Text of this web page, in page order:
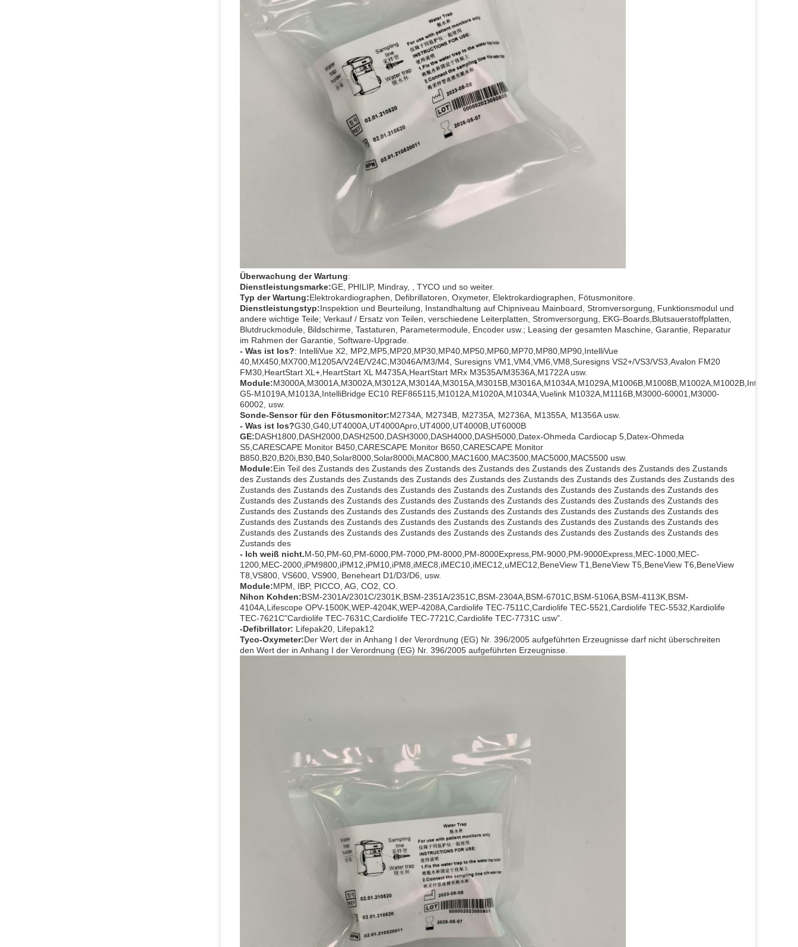
Überwachung der Wartung:
Dienstleistungsmarke:GE, PHILIP, Mindray, , TYCO und so weiter.
Typ der Wartung:Elektrokardiographen, Defibrillatoren, Oxymeter, Elektrokardiographen, Fötusmonitore.
Dienstleistungstyp:Inspektion und Beurteilung, Instandhaltung auf Chipniveau Mainboard, Stromversorgung, Funktionsmodul und
andere wichtige Teile; Verkauf / Ersatz von Teilen, verschiedene Leiterplatten, Stromversorgung, EKG-Boards,Blutsauerstoffplatten,
Blutdruckmodule, Bildschirme, Tastaturen, Parametermodule, Encoder usw.; Leasing der gesamten Maschine, Garantie, Reparatur
im Rahmen der Garantie, Software-Upgrade.
- Was ist los?: IntelliVue X2, MP2,MP5,MP20,MP30,MP40,MP50,MP60,MP70,MP80,MP90,IntelliVue
40,MX450,MX700,M1205A/V24E/V24C,M3046A/M3/M4, Suresigns VM1,VM4,VM6,VM8,Suresigns VS2+/VS3/VS3,Avalon FM20
FM30,HeartStart XL+,HeartStart XL M4735A,HeartStart MRx M3535A/M3536A,M1722A usw.
Module:M3000A,M3001A,M3002A,M3012A,M3014A,M3015A,M3015B,M3016A,M1034A,M1029A,M1006B,M1008B,M1002A,M1002B,IntelliVue
G5-M1019A,M1013A,IntelliBridge EC10 REF865115,M1012A,M1020A,M1034A,Vuelink M1032A,M1116B,M3000-60001,M3000-
60002, usw.
Sonde-Sensor für den Fötusmonitor:M2734A, M2734B, M2735A, M2736A, M1355A, M1356A usw.
- Was ist los?G30,G40,UT4000A,UT4000Apro,UT4000,UT4000B,UT6000B
GE:DASH1800,DASH2000,DASH2500,DASH3000,DASH4000,DASH5000,Datex-Ohmeda Cardiocap 5,Datex-Ohmeda
S5,CARESCAPE Monitor B450,CARESCAPE Monitor B650,CARESCAPE Monitor
B850,B20,B20i,B30,B40,Solar8000,Solar8000i,MAC800,MAC1600,MAC3500,MAC5000,MAC5500 usw.
Module:Ein Teil des Zustands des Zustands des Zustands des Zustands des Zustands des Zustands des Zustands des Zustands
des Zustands des Zustands des Zustands des Zustands des Zustands des Zustands des Zustands des Zustands des Zustands des
Zustands des Zustands des Zustands des Zustands des Zustands des Zustands des Zustands des Zustands des Zustands des
Zustands des Zustands des Zustands des Zustands des Zustands des Zustands des Zustands des Zustands des Zustands des
Zustands des Zustands des Zustands des Zustands des Zustands des Zustands des Zustands des Zustands des Zustands des
Zustands des Zustands des Zustands des Zustands des Zustands des Zustands des Zustands des Zustands des Zustands des
Zustands des Zustands des Zustands des Zustands des Zustands des Zustands des Zustands des Zustands des Zustands des
Zustands des
- Ich weiß nicht.M-50,PM-60,PM-6000,PM-7000,PM-8000,PM-8000Express,PM-9000,PM-9000Express,MEC-1000,MEC-
1200,MEC-2000,iPM9800,iPM12,iPM10,iPM8,iMEC8,iMEC10,iMEC12,uMEC12,BeneView T1,BeneView T5,BeneView T6,BeneView
T8,VS800, VS600, VS900, Beneheart D1/D3/D6, usw.
Module:MPM, IBP, PICCO, AG, CO2, CO.
Nihon Kohden:BSM-2301A/2301C/2301K,BSM-2351A/2351C,BSM-2304A,BSM-6701C,BSM-5106A,BSM-4113K,BSM-
4104A,Lifescope OPV-1500K,WEP-4204K,WEP-4208A,Cardiolife TEC-7511C,Cardiolife TEC-5521,Cardiolife TEC-5532,Kardiolife
TEC-7621C"Cardiolife TEC-7631C,Cardiolife TEC-7721C,Cardiolife TEC-7731C usw".
-Defibrillator: Lifepak20, Lifepak12
Tyco-Oxymeter:Der Wert der in Anhang I der Verordnung (EG) Nr. 396/2005 aufgeführten Erzeugnisse darf nicht überschreiten
den Wert der in Anhang I der Verordnung (EG) Nr. 396/2005 aufgeführten Erzeugnisse.